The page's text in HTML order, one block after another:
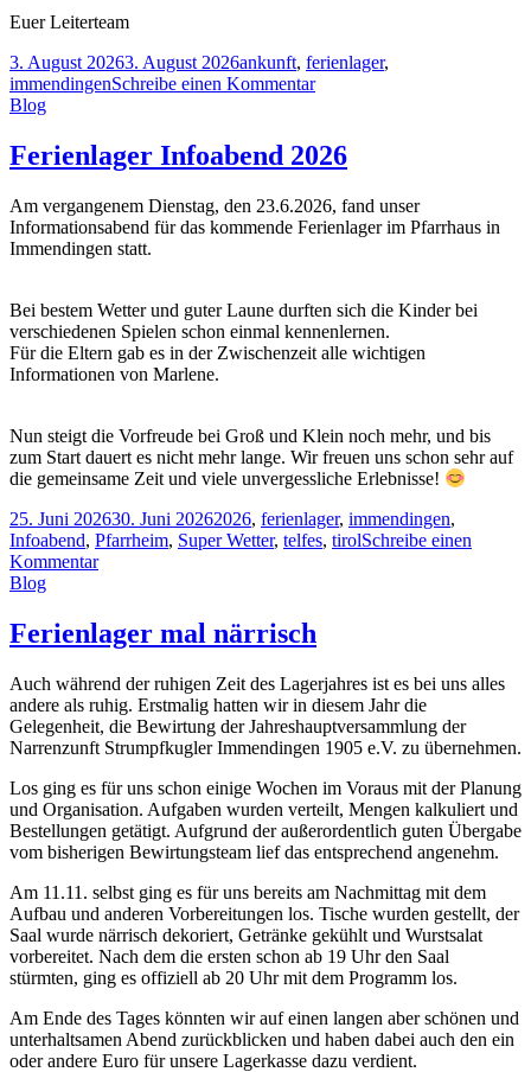
Euer Leiterteam
3. August 20263. August 2026ankunft, ferienlager,
immendingenSchreibe einen Kommentar
Blog
Ferienlager Infoabend 2026
Am vergangenem Dienstag, den 23.6.2026, fand unser
Informationsabend für das kommende Ferienlager im Pfarrhaus in
Immendingen statt.
Bei bestem Wetter und guter Laune durften sich die Kinder bei
verschiedenen Spielen schon einmal kennenlernen.
Für die Eltern gab es in der Zwischenzeit alle wichtigen
Informationen von Marlene.
Nun steigt die Vorfreude bei Groß und Klein noch mehr, und bis
zum Start dauert es nicht mehr lange. Wir freuen uns schon sehr auf
die gemeinsame Zeit und viele unvergessliche Erlebnisse!
25. Juni 202630. Juni 20262026, ferienlager, immendingen,
Infoabend, Pfarrheim, Super Wetter, telfes, tirolSchreibe einen
Kommentar
Blog
Ferienlager mal närrisch
Auch während der ruhigen Zeit des Lagerjahres ist es bei uns alles
andere als ruhig. Erstmalig hatten wir in diesem Jahr die
Gelegenheit, die Bewirtung der Jahreshauptversammlung der
Narrenzunft Strumpfkugler Immendingen 1905 e.V. zu übernehmen.
Los ging es für uns schon einige Wochen im Voraus mit der Planung
und Organisation. Aufgaben wurden verteilt, Mengen kalkuliert und
Bestellungen getätigt. Aufgrund der außerordentlich guten Übergabe
vom bisherigen Bewirtungsteam lief das entsprechend angenehm.
Am 11.11. selbst ging es für uns bereits am Nachmittag mit dem
Aufbau und anderen Vorbereitungen los. Tische wurden gestellt, der
Saal wurde närrisch dekoriert, Getränke gekühlt und Wurstsalat
vorbereitet. Nach dem die ersten schon ab 19 Uhr den Saal
stürmten, ging es offiziell ab 20 Uhr mit dem Programm los.
Am Ende des Tages könnten wir auf einen langen aber schönen und
unterhaltsamen Abend zurückblicken und haben dabei auch den ein
oder andere Euro für unsere Lagerkasse dazu verdient.